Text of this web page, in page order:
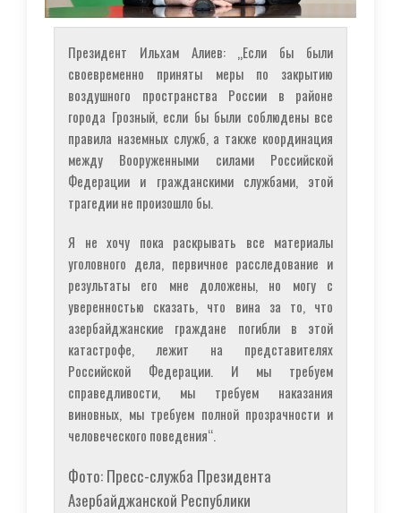
Президент Ильхам Алиев: „Если бы были
своевременно приняты меры по закрытию
воздушного пространства России в районе
города Грозный, если бы были соблюдены все
правила наземных служб, а также координация
между Вооруженными силами Российской
Федерации и гражданскими службами, этой
трагедии не произошло бы.
Я не хочу пока раскрывать все материалы
уголовного дела, первичное расследование и
результаты его мне доложены, но могу с
уверенностью сказать, что вина за то, что
азербайджанские граждане погибли в этой
катастрофе, лежит на представителях
Российской Федерации. И мы требуем
справедливости, мы требуем наказания
виновных, мы требуем полной прозрачности и
человеческого поведения“.
Фото: Пресс-служба Президента
Азербайджанской Республики